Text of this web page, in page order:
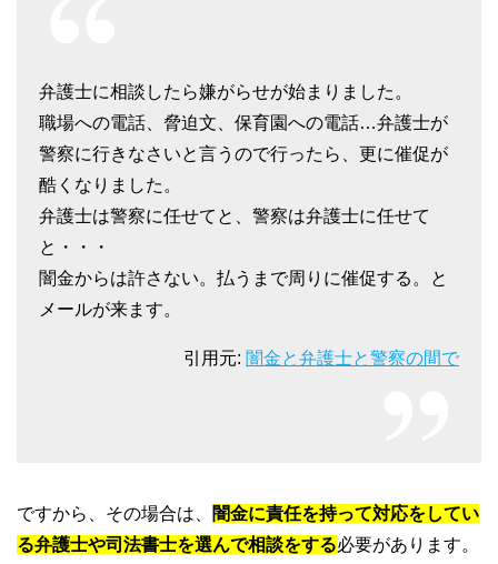
弁護士に相談したら嫌がらせが始まりました。
職場への電話、脅迫文、保育園への電話…弁護士が
警察に行きなさいと言うので行ったら、更に催促が
酷くなりました。
弁護士は警察に任せてと、警察は弁護士に任せて
と・・・
闇金からは許さない。払うまで周りに催促する。と
メールが来ます。
引用元: 闇金と弁護士と警察の間で
ですから、その場合は、
闇金に責任を持って対応をしてい
る弁護士や司法書士を選んで相談をする必要があります。